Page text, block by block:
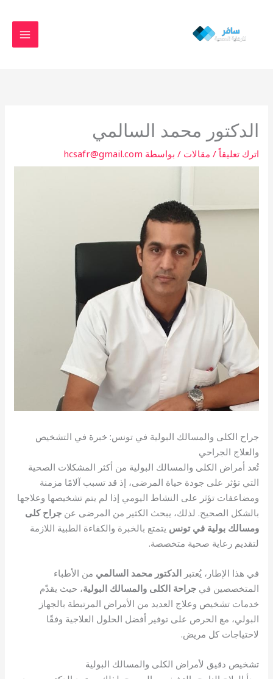
المحتوى
الدكتور محمد السالمي
اترك تعليقاً / مقالات / بواسطة hcsafr@gmail.com
جراح الكلى والمسالك البولية في تونس: خبرة في التشخيص
والعلاج الجراحي
تُعد أمراض الكلى والمسالك البولية من أكثر المشكلات الصحية
التي تؤثر على جودة حياة المرضى، إذ قد تسبب آلامًا مزمنة
ومضاعفات تؤثر على النشاط اليومي إذا لم يتم تشخيصها وعلاجها
بالشكل الصحيح. لذلك، يبحث الكثير من المرضى عنجراح كلى
ومسالك بولية في تونس يتمتع بالخبرة والكفاءة الطبية اللازمة
لتقديم رعاية صحية متخصصة.
في هذا الإطار، يُعتبرالدكتور محمد السالمي من الأطباء
المتخصصين فيجراحة الكلى والمسالك البولية، حيث يقدّم
خدمات تشخيص وعلاج العديد من الأمراض المرتبطة بالجهاز
البولي، مع الحرص على توفير أفضل الحلول العلاجية وفقًا
لاحتياجات كل مريض.
تشخيص دقيق لأمراض الكلى والمسالك البولية